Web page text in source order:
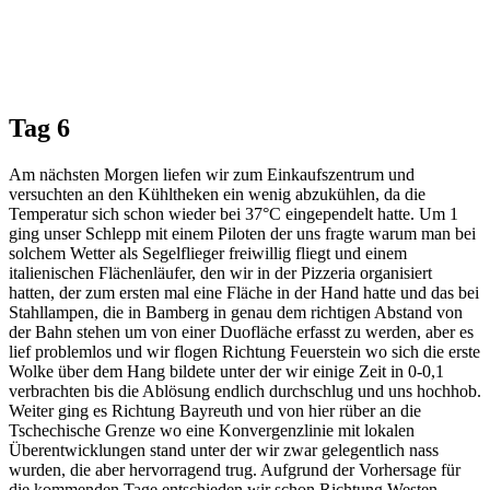
Tag 6
Am nächsten Morgen liefen wir zum Einkaufszentrum und
versuchten an den Kühltheken ein wenig abzukühlen, da die
Temperatur sich schon wieder bei 37°C eingependelt hatte. Um 1
ging unser Schlepp mit einem Piloten der uns fragte warum man bei
solchem Wetter als Segelflieger freiwillig fliegt und einem
italienischen Flächenläufer, den wir in der Pizzeria organisiert
hatten, der zum ersten mal eine Fläche in der Hand hatte und das bei
Stahllampen, die in Bamberg in genau dem richtigen Abstand von
der Bahn stehen um von einer Duofläche erfasst zu werden, aber es
lief problemlos und wir flogen Richtung Feuerstein wo sich die erste
Wolke über dem Hang bildete unter der wir einige Zeit in 0-0,1
verbrachten bis die Ablösung endlich durchschlug und uns hochhob.
Weiter ging es Richtung Bayreuth und von hier rüber an die
Tschechische Grenze wo eine Konvergenzlinie mit lokalen
Überentwicklungen stand unter der wir zwar gelegentlich nass
wurden, die aber hervorragend trug. Aufgrund der Vorhersage für